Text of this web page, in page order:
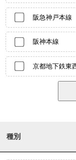
阪急神戸本線
阪神本線
京都地下鉄東
種別